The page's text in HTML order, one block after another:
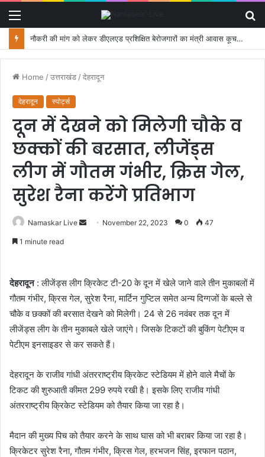
नौकरी की मांग को लेकर डीएलएड प्रशिक्षित बेरोजगारों का मंत्री आवास कूच, पुलिस ने रोका
Home /उत्तराखंड /देहरादून
देहरादून स्पोर्ट्स
दून में देखने को मिलेगी चौके व
छक्कों की बरसात, लीजेंड्स
लीग में गौतम गंभीर, क्रिस गेल,
सुरेश रैना करेंगे प्रतिभाग
Namaskar Live
a
n
e
November 22, 2023 0 47
1 minute read
देहरादून: लीजेंड्स लीग क्रिकेट टी-20 के दून में खेले जाने वाले तीन मुकाबलों में
गौतम गंभीर, क्रिस गेल, सुरेश रैना, मार्टिन गुप्टिल समेत अन्य दिग्गजों के बल्ले से
चौके व छक्कों की बरसात देखने को मिलेगी। 24 से 26 नवंबर तक दून में
लीजेंड्स लीग के तीन मुकाबले खेले जाएंगे। जिसके टिकटों की बुकिंग पेटीएम व
पेटीएम इनसाइडर से कर सकते हैं।
देहरादून के राजीव गांधी अंतरराष्ट्रीय क्रिकेट स्टेडियम में होने वाले मैचों के
टिकट की शुरुआती कीमत 299 रुपये रखी है। इसके लिए राजीव गांधी
अंतरराष्ट्रीय क्रिकेट स्टेडियम को तैयार किया जा रहा है।
मैदान की मुख्य पिच को तैयार करने के साथ घास को भी बराबर किया जा रहा है।
क्रिकेटर सुरेश रैना, गौतम गंभीर, क्रिस गेल, हरभजन सिंह, इरफान पठान,